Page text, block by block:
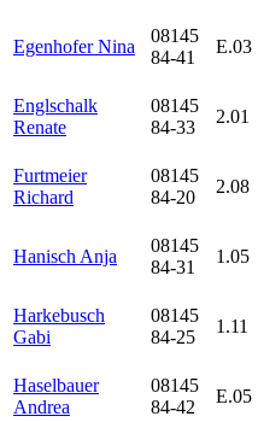
Egenhofer Nina
08145
84-41
E.03
Englschalk
Renate
08145
84-33
2.01
Furtmeier
Richard
08145
84-20
2.08
Hanisch Anja
08145
84-31
1.05
Harkebusch
Gabi
08145
84-25
1.11
Haselbauer
Andrea
08145
84-42
E.05